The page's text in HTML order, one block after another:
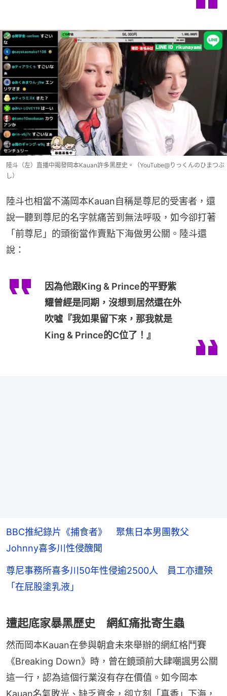
陸斗（左）直播中揭發岡本Kauan許多黑歷史。（YouTube@りっくんのひまつぶ
し）
陸斗也相當不滿岡本Kauan自稱是尊尼的受害者，還
說一聽到尊尼的名字就痛苦到無法呼吸，如今卻打著
「前尊尼」的頭銜當作賣點下海做男公關。陸斗還
說：
因為他跟King & Prince的平野紫
耀曾經是同期，沒想到居然還在外
吹噓『我如果留下來，那我就是
King & Prince的C位了！』
BBC推紀錄片《捕食者》 聚焦日本男團教父
Johnny喜多川性侵醜聞
尊尼事務所喜多川50年性侵逾2500人 員工亦遭殃
「在屁股塗乳液」
遭起底家暴黑歷史 網紅痛批寄生蟲
然而岡本Kauan在參與朝倉未來舉辦的網紅格鬥賽
《Breaking Down》時，曾在鏡頭前大肆嘲諷男公關
這一行，認為這個行業沒有存在價值。如今岡本